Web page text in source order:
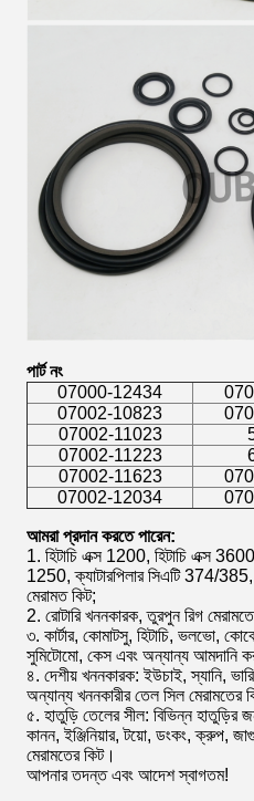
পার্ট নং
07000-12434
07002-10823
07002-11023
07002-11223
07002-11623
07002-12034
আমরা প্রদান করতে পারেন:
1. হিটাচি এক্স 1200, হিটাচি এক্স
1250, ক্যাটারপিলার সিএটি 374/
মেরামত কিট;
2. রোটারি খননকারক, তুরপুন রিগ
৩. কার্টার, কোমাটসু, হিটাচি, ভলভো,
সুমিটোমো, কেস এবং অন্যান্য আমদানি
৪. দেশীয় খননকারক: ইউচাই, স্যানি,
অন্যান্য খননকারীর তেল সিল মেরামতের
৫. হাতুড়ি তেলের সীল: বিভিন্ন হাতুড়ির
কানন, ইঞ্জিনিয়ার, টয়ো, ডংকং, ক্রুপ,
মেরামতের কিট।
আপনার তদন্ত এবং আদেশ স্বাগতম!